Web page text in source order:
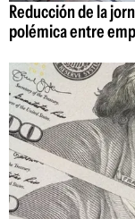
Reducción de la
polémica entre